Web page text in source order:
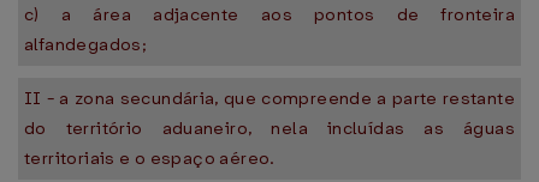
c) a área adjacente aos pontos de fronteira
alfandegados;
II - a zona secundária, que compreende a parte restante
do território aduaneiro, nela incluídas as águas
territoriais e o espaço aéreo.